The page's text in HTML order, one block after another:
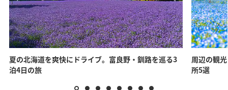
夏の北海道を爽快にドライブ。富良野・釧路を巡る3
泊4日の旅
周辺の観
所5選